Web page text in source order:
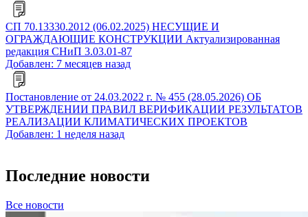
СП 70.13330.2012 (06.02.2025) НЕСУЩИЕ И
ОГРАЖДАЮЩИЕ КОНСТРУКЦИИ Актуализированная
редакция СНиП 3.03.01-87
Добавлен: 7 месяцев назад
Постановление от 24.03.2022 г. № 455 (28.05.2026) ОБ
УТВЕРЖДЕНИИ ПРАВИЛ ВЕРИФИКАЦИИ РЕЗУЛЬТАТОВ
РЕАЛИЗАЦИИ КЛИМАТИЧЕСКИХ ПРОЕКТОВ
Добавлен: 1 неделя назад
Последние новости
Все новости